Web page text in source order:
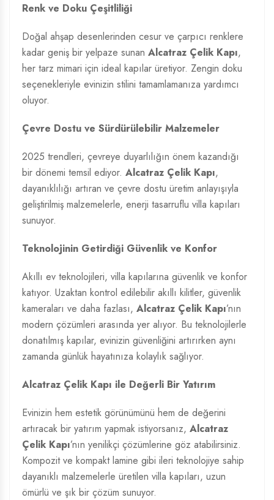
Renk ve Doku Çeşitliliği
Doğal ahşap desenlerinden cesur ve çarpıcı renklere
kadar geniş bir yelpaze sunan Alcatraz Çelik Kapı,
her tarz mimari için ideal kapılar üretiyor. Zengin doku
seçenekleriyle evinizin stilini tamamlamanıza yardımcı
oluyor.
Çevre Dostu ve Sürdürülebilir Malzemeler
2025 trendleri, çevreye duyarlılığın önem kazandığı
bir dönemi temsil ediyor. Alcatraz Çelik Kapı,
dayanıklılığı artıran ve çevre dostu üretim anlayışıyla
geliştirilmiş malzemelerle, enerji tasarruflu villa kapıları
sunuyor.
Teknolojinin Getirdiği Güvenlik ve Konfor
Akıllı ev teknolojileri, villa kapılarına güvenlik ve konfor
katıyor. Uzaktan kontrol edilebilir akıllı kilitler, güvenlik
kameraları ve daha fazlası, Alcatraz Çelik Kapı’nın
modern çözümleri arasında yer alıyor. Bu teknolojilerle
donatılmış kapılar, evinizin güvenliğini artırırken aynı
zamanda günlük hayatınıza kolaylık sağlıyor.
Alcatraz Çelik Kapı ile Değerli Bir Yatırım
Evinizin hem estetik görünümünü hem de değerini
artıracak bir yatırım yapmak istiyorsanız, Alcatraz
Çelik Kapı’nın yenilikçi çözümlerine göz atabilirsiniz.
Kompozit ve kompakt lamine gibi ileri teknolojiye sahip
dayanıklı malzemelerle üretilen villa kapıları, uzun
ömürlü ve şık bir çözüm sunuyor.